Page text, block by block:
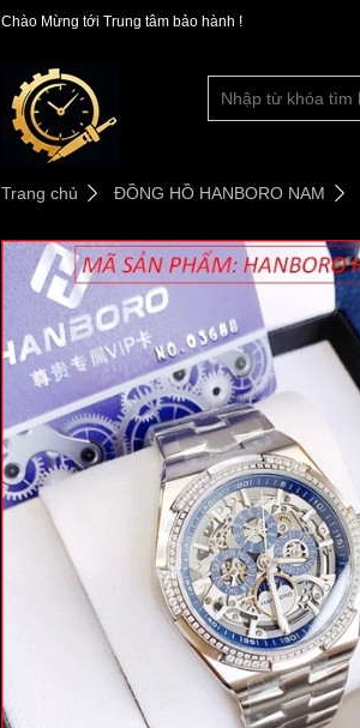
Chào Mừng tới Trung tâm bảo hành !
Trang chủ ĐỒNG HỒ HANBORO NAM